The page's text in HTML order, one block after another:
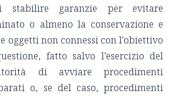
stabilire garanzie per evitare
o almeno la conservazione e
oggetti non connessi con l'obiettivo
fatto salvo l'esercizio del
di avviare procedimenti
o, se del caso, procedimenti